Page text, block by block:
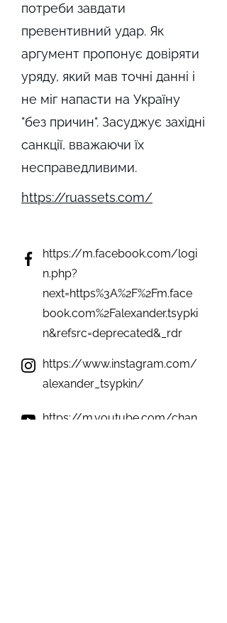
потреби завдати
превентивний удар. Як
аргумент пропонує довіряти
уряду, який мав точні данні і
не міг напасти на Україну
"без причин". Засуджує західні
санкції, вважаючи їх
несправедливими.
https://ruassets.com/
https://m.facebook.com/logi
n.php?
next=https%3A%2F%2Fm.face
book.com%2Falexander.tsypki
n&refsrc=deprecated&_rdr
https://www.instagram.com/
alexander_tsypkin/
https://m.youtube.com/chan